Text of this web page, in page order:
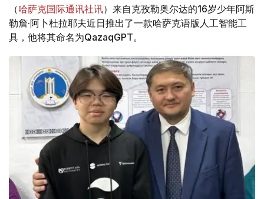
（哈萨克国际通讯社讯）来自克孜勒奥尔达的16岁少年阿斯
勒詹·阿卜杜拉耶夫近日推出了一款哈萨克语版人工智能工
具，他将其命名为QazaqGPT。